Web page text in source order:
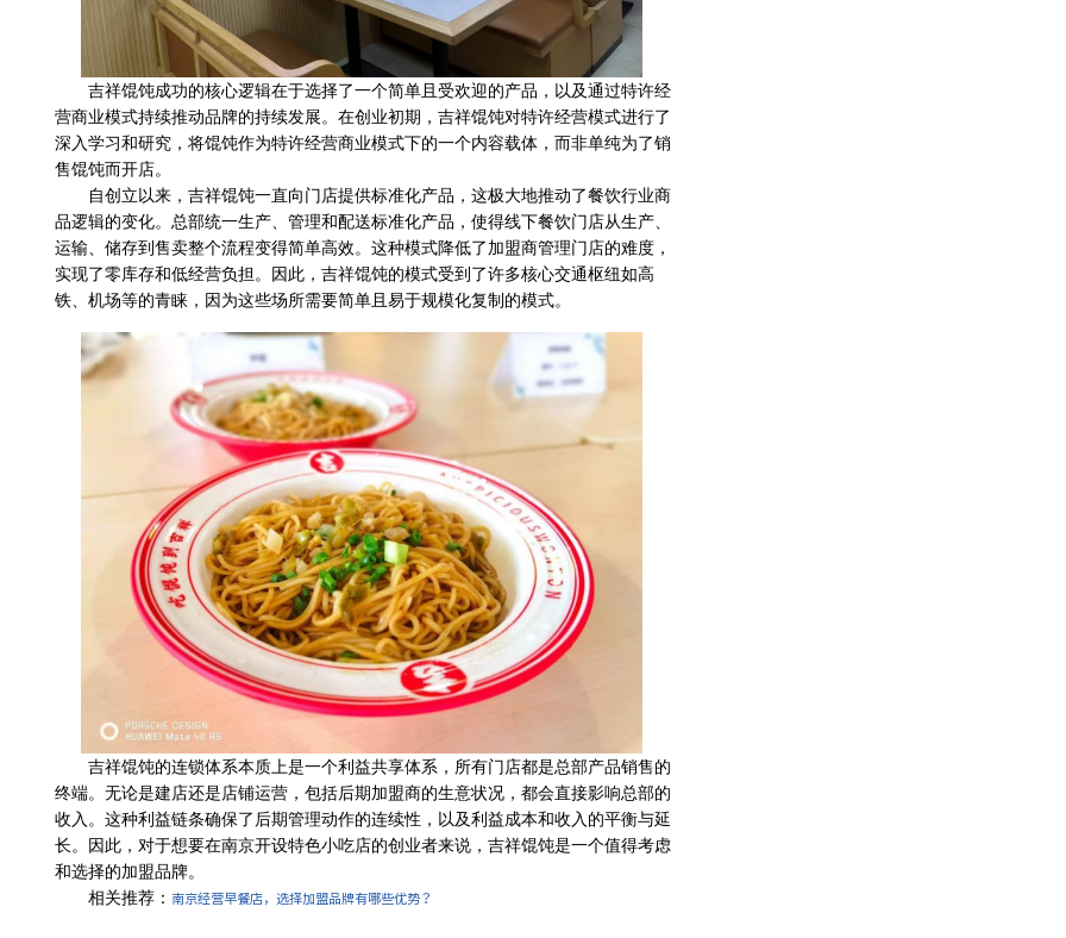
吉祥馄饨成功的核心逻辑在于选择了一个简单且受欢迎的产品，以及通过特许经
营商业模式持续推动品牌的持续发展。在创业初期，吉祥馄饨对特许经营模式进行了
深入学习和研究，将馄饨作为特许经营商业模式下的一个内容载体，而非单纯为了销
售馄饨而开店。
自创立以来，吉祥馄饨一直向门店提供标准化产品，这极大地推动了餐饮行业商
品逻辑的变化。总部统一生产、管理和配送标准化产品，使得线下餐饮门店从生产、
运输、储存到售卖整个流程变得简单高效。这种模式降低了加盟商管理门店的难度，
实现了零库存和低经营负担。因此，吉祥馄饨的模式受到了许多核心交通枢纽如高
铁、机场等的青睐，因为这些场所需要简单且易于规模化复制的模式。
吉祥馄饨的连锁体系本质上是一个利益共享体系，所有门店都是总部产品销售的
终端。无论是建店还是店铺运营，包括后期加盟商的生意状况，都会直接影响总部的
收入。这种利益链条确保了后期管理动作的连续性，以及利益成本和收入的平衡与延
长。因此，对于想要在南京开设特色小吃店的创业者来说，吉祥馄饨是一个值得考虑
和选择的加盟品牌。
相关推荐： 南京经营早餐店，选择加盟品牌有哪些优势？